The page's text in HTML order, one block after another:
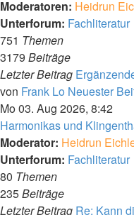
Moderatoren: Heidrun
Unterforum: Fachliteratur
751 Themen
3179 Beiträge
Letzter Beitrag
von Frank Lo Neuester
Mo 03. Aug 2026, 8:42
Harmonikas und
Moderator: Heidrun
Unterforum: Fachliteratur
80 Themen
235Beiträge
Letzter Beitrag Re: Kann